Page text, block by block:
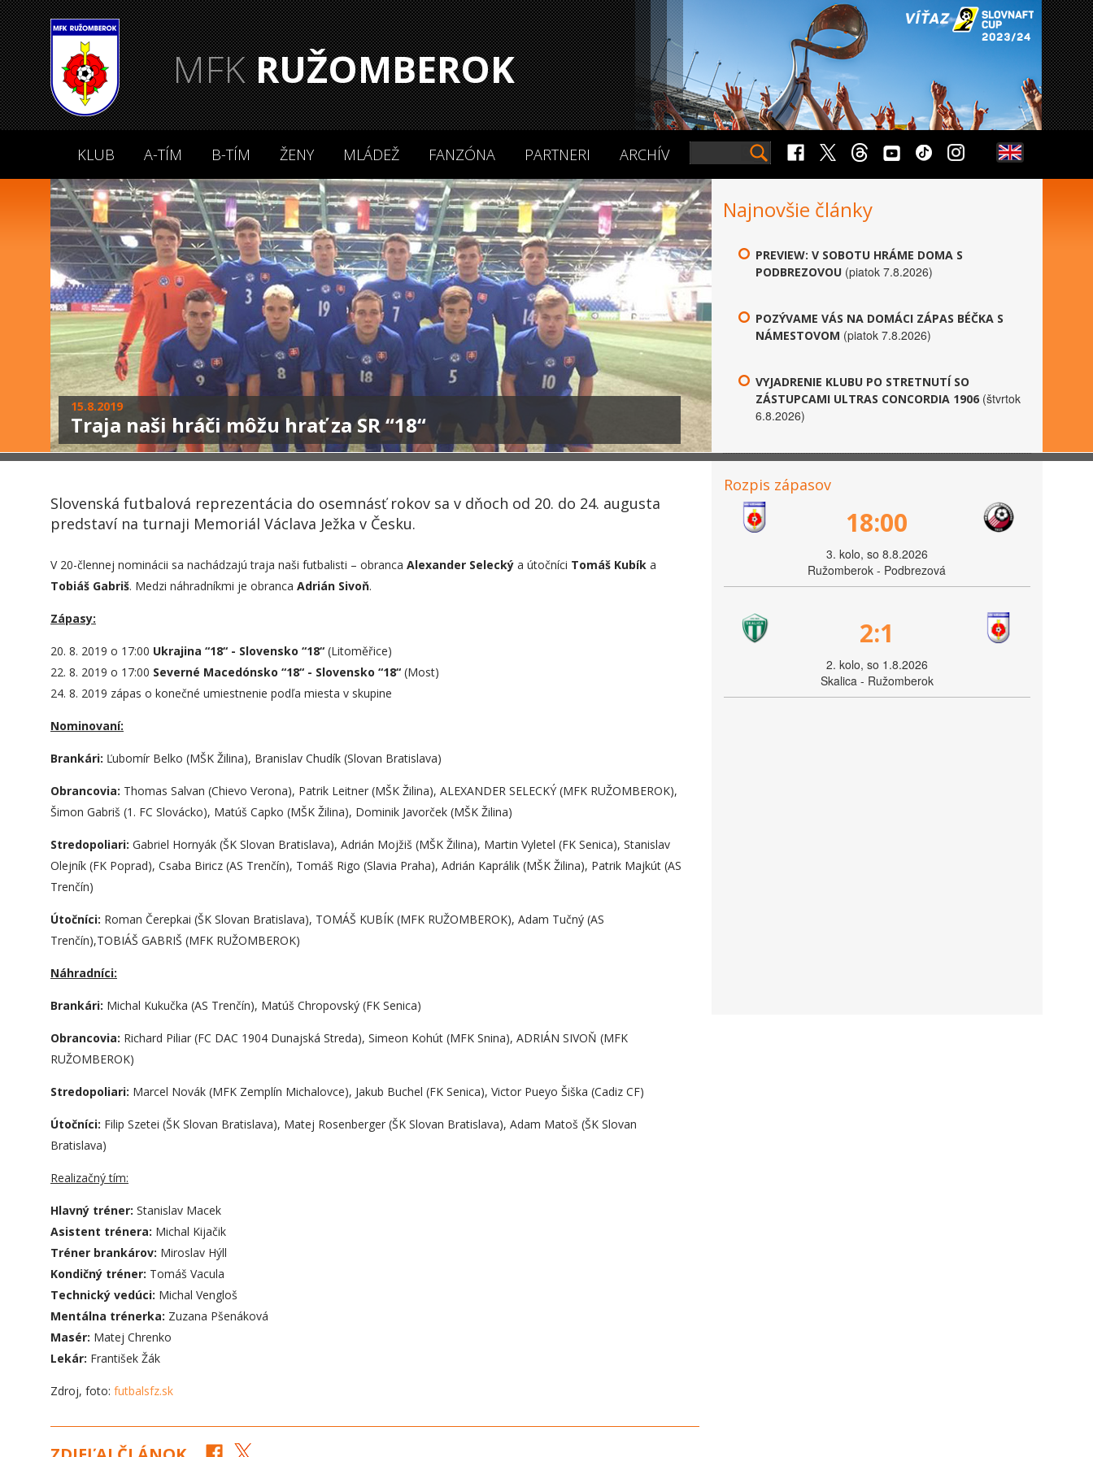
MFKRUŽOMBEROK
KLUB A-TÍM B-TÍM ŽENY MLÁDEŽ FANZÓNA PARTNERI ARCHÍV
15.8.2019
Traja naši hráči môžu hrať za SR “18“
Najnovšie články
PREVIEW: V SOBOTU HRÁME DOMA S
PODBREZOVOU (piatok 7.8.2026)
POZÝVAME VÁS NA DOMÁCI ZÁPAS BÉČKA S
NÁMESTOVOM (piatok 7.8.2026)
VYJADRENIE KLUBU PO STRETNUTÍ SO
ZÁSTUPCAMI ULTRAS CONCORDIA 1906 (štvrtok
6.8.2026)
Slovenská futbalová reprezentácia do osemnásť rokov sa v dňoch od 20. do 24. augusta
predstaví na turnaji Memoriál Václava Ježka v Česku.
V 20-člennej nominácii sa nachádzajú traja naši futbalisti – obranca Alexander Selecký a útočníci Tomáš Kubík a
Tobiáš Gabriš. Medzi náhradníkmi je obranca Adrián Sivoň.
Zápasy:
20. 8. 2019 o 17:00 Ukrajina “18“ - Slovensko “18“ (Litoměřice)
22. 8. 2019 o 17:00 Severné Macedónsko “18“ - Slovensko “18“ (Most)
24. 8. 2019 zápas o konečné umiestnenie podľa miesta v skupine
Nominovaní:
Brankári: Ľubomír Belko (MŠK Žilina), Branislav Chudík (Slovan Bratislava)
Obrancovia: Thomas Salvan (Chievo Verona), Patrik Leitner (MŠK Žilina), ALEXANDER SELECKÝ (MFK RUŽOMBEROK),
Šimon Gabriš (1. FC Slovácko), Matúš Capko (MŠK Žilina), Dominik Javorček (MŠK Žilina)
Stredopoliari: Gabriel Hornyák (ŠK Slovan Bratislava), Adrián Mojžiš (MŠK Žilina), Martin Vyletel (FK Senica), Stanislav
Olejník (FK Poprad), Csaba Biricz (AS Trenčín), Tomáš Rigo (Slavia Praha), Adrián Kaprálik (MŠK Žilina), Patrik Majkút (AS
Trenčín)
Útočníci: Roman Čerepkai (ŠK Slovan Bratislava), TOMÁŠ KUBÍK (MFK RUŽOMBEROK), Adam Tučný (AS
Trenčín),TOBIÁŠ GABRIŠ (MFK RUŽOMBEROK)
Náhradníci:
Brankári: Michal Kukučka (AS Trenčín), Matúš Chropovský (FK Senica)
Obrancovia: Richard Piliar (FC DAC 1904 Dunajská Streda), Simeon Kohút (MFK Snina), ADRIÁN SIVOŇ (MFK
RUŽOMBEROK)
Stredopoliari: Marcel Novák (MFK Zemplín Michalovce), Jakub Buchel (FK Senica), Victor Pueyo Šiška (Cadiz CF)
Útočníci: Filip Szetei (ŠK Slovan Bratislava), Matej Rosenberger (ŠK Slovan Bratislava), Adam Matoš (ŠK Slovan
Bratislava)
Realizačný tím:
Hlavný tréner: Stanislav Macek
Asistent trénera: Michal Kijačik
Tréner brankárov: Miroslav Hýll
Kondičný tréner: Tomáš Vacula
Technický vedúci: Michal Vengloš
Mentálna trénerka: Zuzana Pšenáková
Masér: Matej Chrenko
Lekár: František Žák
Zdroj, foto: futbalsfz.sk
Rozpis zápasov
18:00
3. kolo, so 8.8.2026
Ružomberok - Podbrezová
2:1
2. kolo, so 1.8.2026
Skalica - Ružomberok